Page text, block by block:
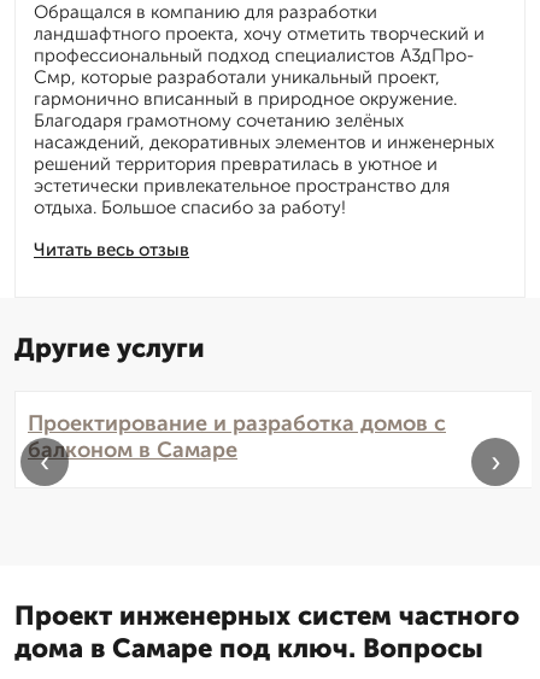
Читать весь отзыв
Обращался в компанию для разработки
ландшафтного проекта, хочу отметить творческий и
профессиональный подход специалистов А3дПро-
Смр, которые разработали уникальный проект,
гармонично вписанный в природное окружение.
Благодаря грамотному сочетанию зелёных
насаждений, декоративных элементов и инженерных
решений территория превратилась в уютное и
эстетически привлекательное пространство для
отдыха. Большое спасибо за работу!
Другие услуги
Проектирование и разработка домов с
балконом в Самаре
‹ ›
Проект инженерных систем частного
дома в Самаре под ключ. Вопросы